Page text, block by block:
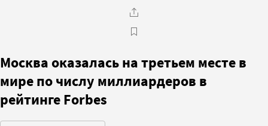
Москва оказалась на третьем месте в
мире по числу миллиардеров в
рейтинге Forbes